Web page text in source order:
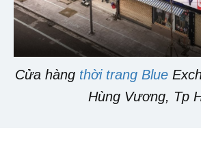
Cửa hàng thời trang Blue
Hùng Vương, Tp